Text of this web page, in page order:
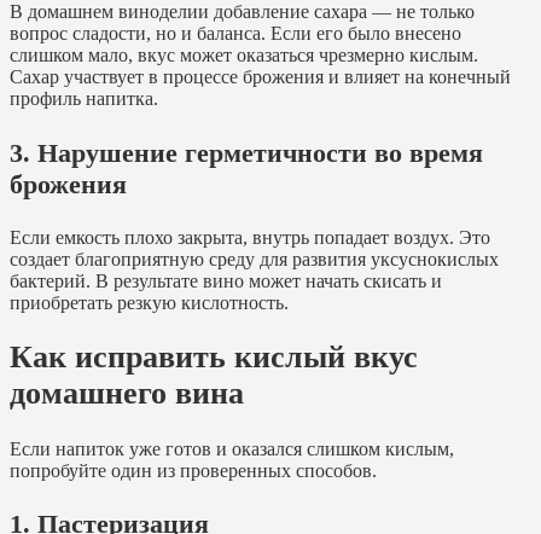
В домашнем виноделии добавление сахара — не только
вопрос сладости, но и баланса. Если его было внесено
слишком мало, вкус может оказаться чрезмерно кислым.
Сахар участвует в процессе брожения и влияет на конечный
профиль напитка.
3. Нарушение герметичности во время
брожения
Если емкость плохо закрыта, внутрь попадает воздух. Это
создает благоприятную среду для развития уксуснокислых
бактерий. В результате вино может начать скисать и
приобретать резкую кислотность.
Как исправить кислый вкус
домашнего вина
Если напиток уже готов и оказался слишком кислым,
попробуйте один из проверенных способов.
1. Пастеризация